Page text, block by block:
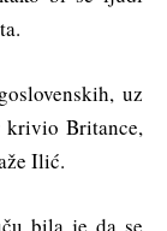
uz
krivio Britance,
Ilić.